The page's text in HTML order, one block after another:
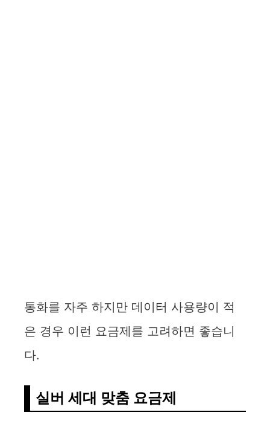
통화를 자주 하지만 데이터 사용량이 적
은 경우 이런 요금제를 고려하면 좋습니
다.
실버 세대 맞춤 요금제